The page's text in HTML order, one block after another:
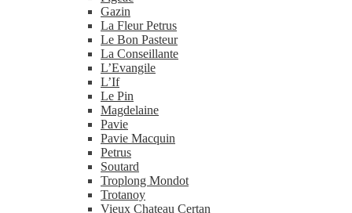
Gazin
La Fleur Petrus
Le Bon Pasteur
La Conseillante
L’Evangile
L’If
Le Pin
Magdelaine
Pavie
Pavie Macquin
Petrus
Soutard
Troplong Mondot
Trotanoy
Vieux Chateau Certan